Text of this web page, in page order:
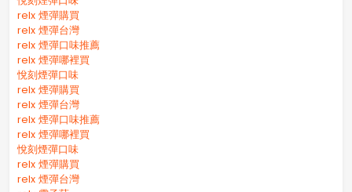
relx 煙彈購買
relx 煙彈台灣
relx 煙彈口味推薦
relx 煙彈哪裡買
悅刻煙彈口味
relx 煙彈購買
relx 煙彈台灣
relx 煙彈口味推薦
relx 煙彈哪裡買
悅刻煙彈口味
relx 煙彈購買
relx 煙彈台灣